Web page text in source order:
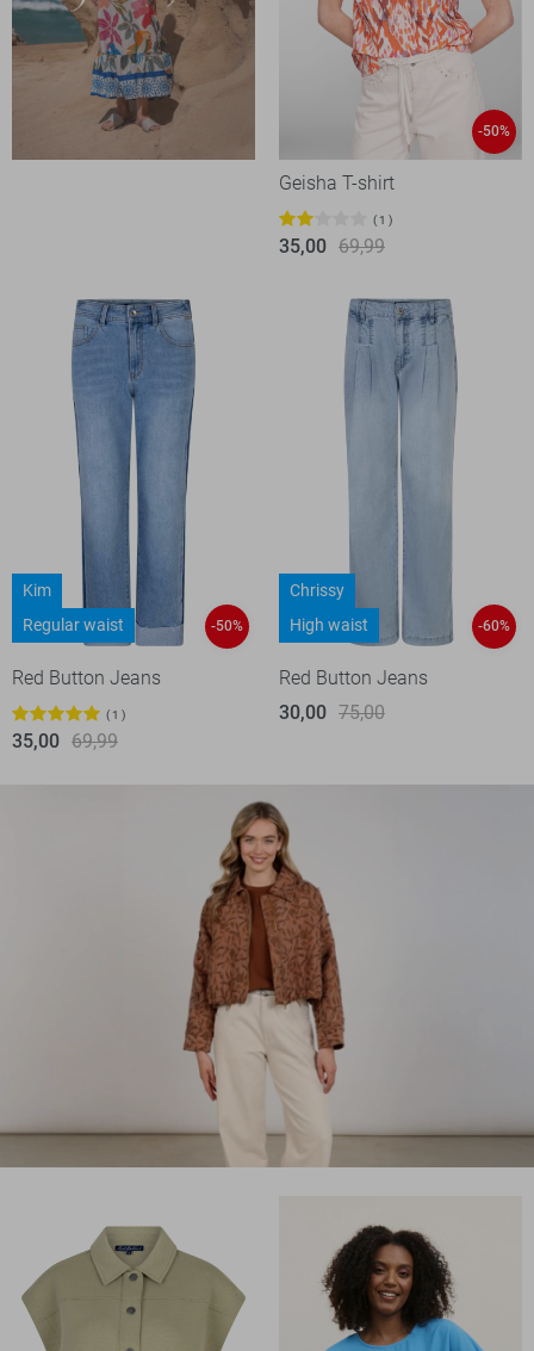
-50%
Geisha T-shirt
1
35,00 69,99
Kim
Regular waist
-50%
Red Button Jeans
1
35,00 69,99
Chrissy
High waist
-60%
Red Button Jeans
30,00 75,00